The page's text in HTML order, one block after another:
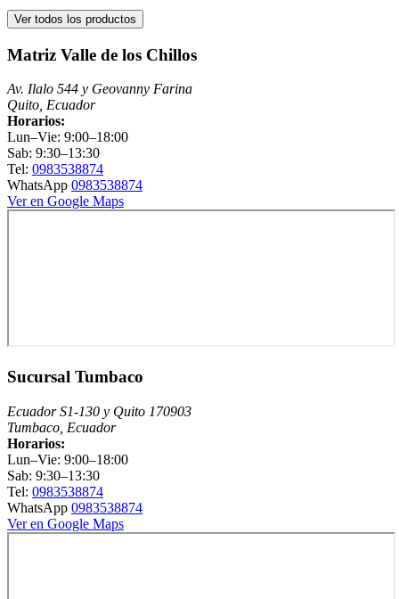
Ver todos los productos
Matriz Valle de los Chillos
Av. Ilalo 544 y Geovanny Farina
Quito, Ecuador
Horarios:
Lun–Vie: 9:00–18:00
Sab: 9:30–13:30
Tel: 0983538874
WhatsApp 0983538874
Ver en Google Maps
Sucursal Tumbaco
Ecuador S1-130 y Quito 170903
Tumbaco, Ecuador
Horarios:
Lun–Vie: 9:00–18:00
Sab: 9:30–13:30
Tel: 0983538874
WhatsApp 0983538874
Ver en Google Maps